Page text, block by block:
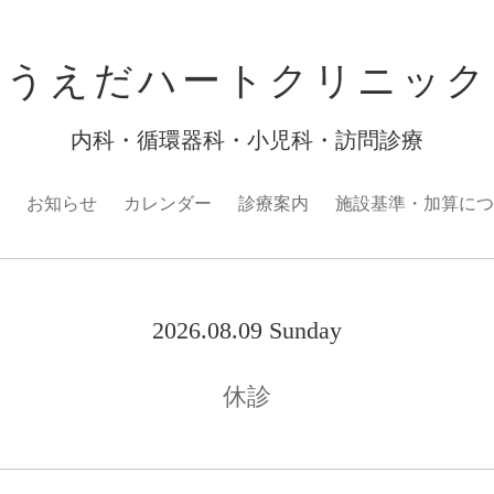
うえだハートクリニック
内科・循環器科・小児科・訪問診療
お知らせ カレンダー 診療案内 施設基準・加算に
2026.08.09 Sunday
休診